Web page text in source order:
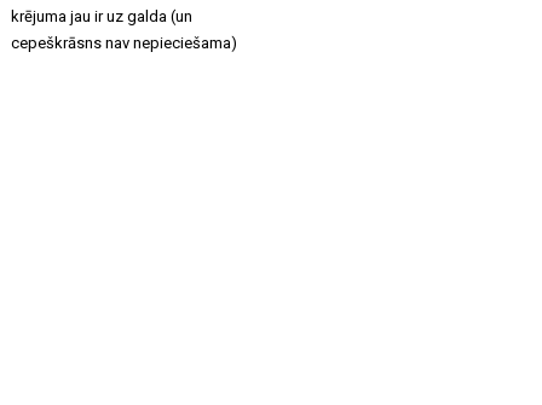
krējuma jau ir uz galda (un
cepeškrāsns nav nepieciešama)